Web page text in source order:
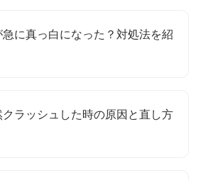
に真っ白になった？対処法を紹
ラッシュした時の原因と直し方